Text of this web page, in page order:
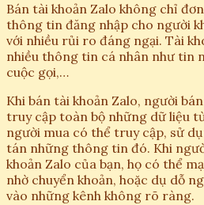
Bán tài khoản Zalo không chỉ
thông tin đăng nhập cho người
với nhiều rủi ro đáng ngại. Tài
nhiều thông tin cá nhân như tin
cuộc gọi,…
Khi bán tài khoản Zalo, người
truy cập toàn bộ những dữ liệu
người mua có thể truy cập, sử
tán những thông tin đó. Khi
khoản Zalo của bạn, họ có thể
nhờ chuyển khoản, hoặc dụ dỗ
vào những kênh không rõ ràng.